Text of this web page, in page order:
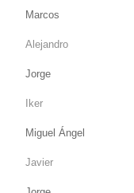
Marcos
Alejandro
Jorge
Iker
Miguel Ángel
Javier